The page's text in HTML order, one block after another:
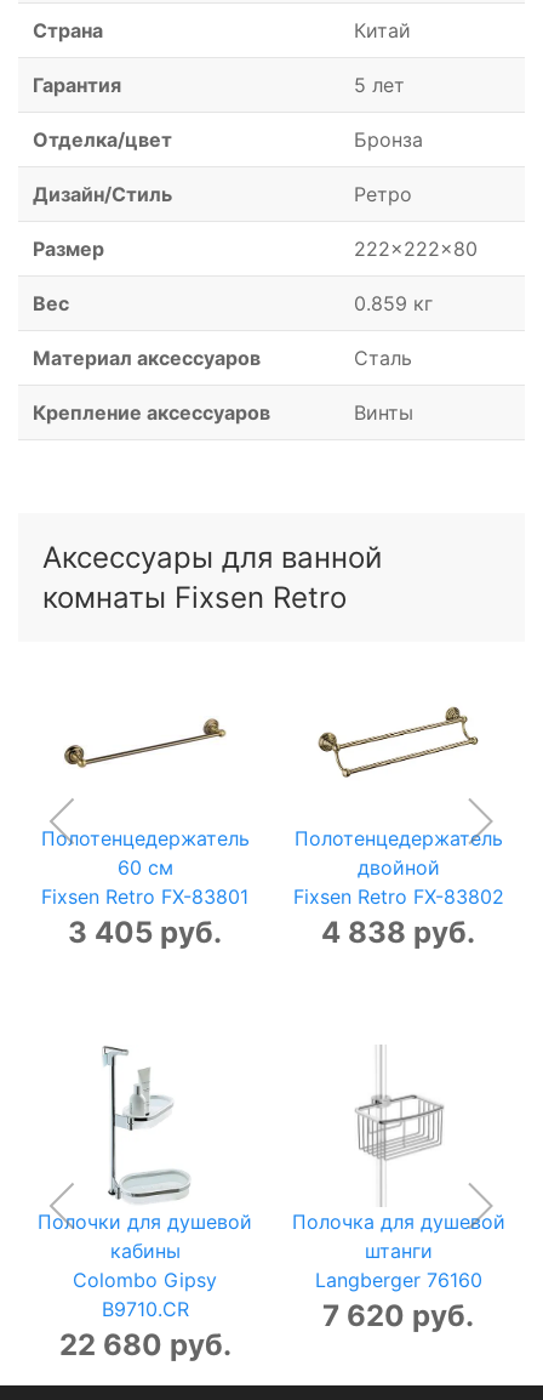
Страна Китай
Гарантия 5 лет
Отделка/цвет Бронза
Дизайн/Стиль Ретро
Размер 222x222x80
Вес 0.859 кг
Материал аксессуаров Сталь
Крепление аксессуаров Винты
Аксессуары для ванной
комнаты Fixsen Retro
Полотенцедержатель
60 см
Fixsen Retro FX-83801
3 405 руб.
Полотенцедержатель
двойной
Fixsen Retro FX-83802
4 838 руб.
Полочки для душевой
кабины
Colombo Gipsy
B9710.CR
22 680 руб.
Полочка для душевой
штанги
Langberger 76160
7 620 руб.